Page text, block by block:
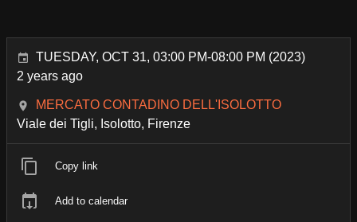
TUESDAY, OCT 31, 03:00 PM-08:00 PM (2023)
2 years ago
MERCATO CONTADINO DELL'ISOLOTTO
Viale dei Tigli, Isolotto, Firenze
Copy link
Add to calendar